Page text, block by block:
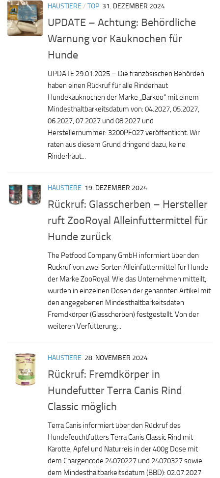
HAUSTIERE / TOP 31. DEZEMBER 2024
UPDATE – Achtung: Behördliche
Warnung vor Kauknochen für
Hunde
UPDATE 29.01.2025 – Die französischen Behörden
haben einen Rückruf für alle Rinderhaut
Hundekauknochen der Marke „Barkoo“ mit einem
Mindesthaltbarkeitsdatum von: 04.2027, 05.2027,
06.2027, 07.2027 und 08.2027 und
Herstellernummer: 3200PF027 veröffentlicht. Wir
raten aus diesem Grund dringend dazu, keine
Rinderhaut...
HAUSTIERE 19. DEZEMBER 2024
Rückruf: Glasscherben – Hersteller
ruft ZooRoyal Alleinfuttermittel für
Hunde zurück
The Petfood Company GmbH informiert über den
Rückruf von zwei Sorten Alleinfuttermittel für Hunde
der Marke ZooRoyal. Wie das Unternehmen mitteilt,
wurden in einzelnen Dosen der genannten Artikel mit
den angegebenen Mindesthaltbarkeitsdaten
Fremdkörper (Glasscherben) festgestellt. Von der
weiteren Verfütterung...
HAUSTIERE 28. NOVEMBER 2024
Rückruf: Fremdkörper in
Hundefutter Terra Canis Rind
Classic möglich
Terra Canis informiert über den Rückruf des
Hundefeuchtfutters Terra Canis Classic Rind mit
Karotte, Apfel und Naturreis in der 400g Dose mit
dem Chargencode 24070227 und 24070327 sowie
dem Mindesthaltbarkeitsdatum (BBD): 02.07.2027